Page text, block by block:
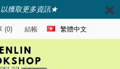
獲取更多資訊★
(0) 結帳 繁體中文